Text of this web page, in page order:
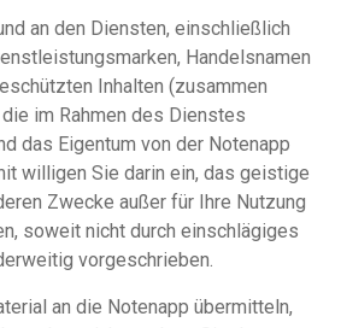
an den Diensten, einschließlich
Handelsnamen
Inhalten (zusammen
im Rahmen des Dienstes
das Eigentum von der Notenapp
willigen Sie darin ein, das geistige
Zwecke außer für Ihre Nutzung
soweit nicht durch einschlägiges
vorgeschrieben.
an die Notenapp übermitteln,